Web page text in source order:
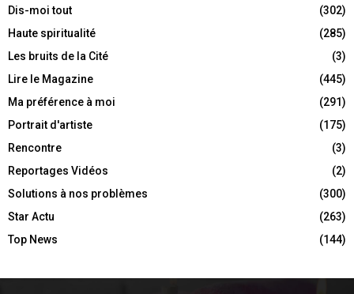
Dis-moi tout
(302)
Haute spiritualité
(285)
Les bruits de la Cité
(3)
Lire le Magazine
(445)
Ma préférence à moi
(291)
Portrait d'artiste
(175)
Rencontre
(3)
Reportages Vidéos
(2)
Solutions à nos problèmes
(300)
Star Actu
(263)
Top News
(144)